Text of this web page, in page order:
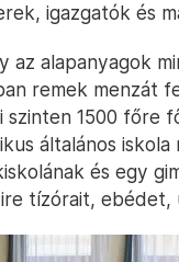
igazgatók és
az alapanyagok
remek menzát
1500 főre
általános
és egy
tízórait, ebédet,